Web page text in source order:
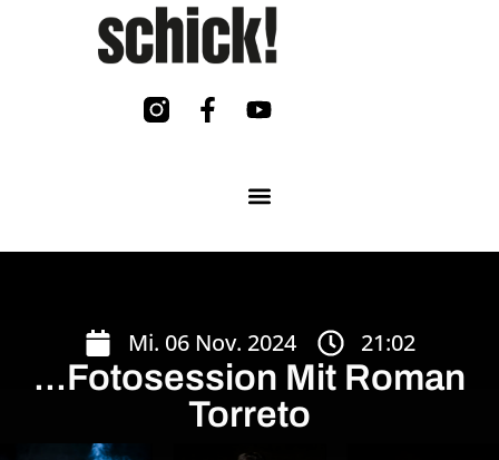
Mi. 06 Nov. 2024 21:02
...Fotosession Mit Roman
Torreto